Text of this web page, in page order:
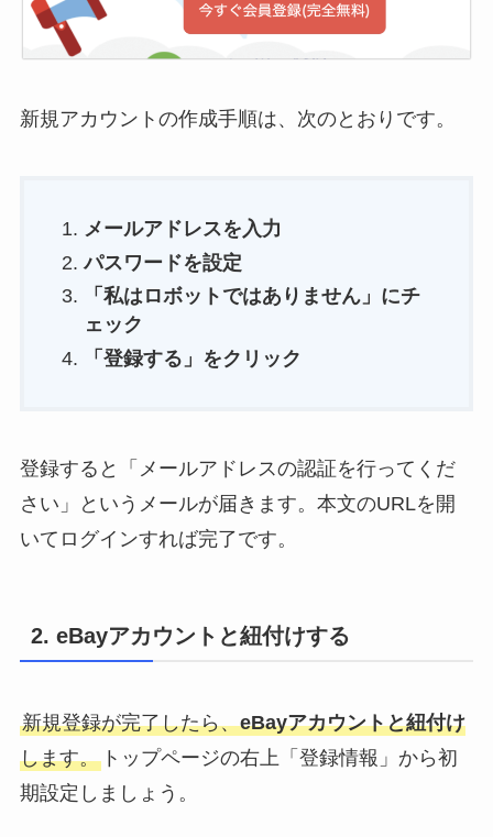
新規アカウントの作成手順は、次のとおりです。
メールアドレスを入力
パスワードを設定
「私はロボットではありません」にチ
ェック
「登録する」をクリック
登録すると「メールアドレスの認証を行ってくだ
さい」というメールが届きます。本文のURLを開
いてログインすれば完了です。
2. eBayアカウントと紐付けする
新規登録が完了したら、eBayアカウントと紐付け
します。トップページの右上「登録情報」から初
期設定しましょう。